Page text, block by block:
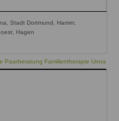
Stadt Dortmund, Hamm,
Hagen
Paarberatung Familientherapie Unna